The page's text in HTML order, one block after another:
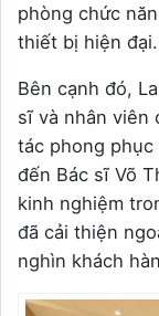
phòng chức
thiết bị hiện đại.
Bên cạnh đó,
sĩ và nhân viên
tác phong
đến Bác sĩ Võ
kinh nghiệm
đã cải thiện
nghìn khách